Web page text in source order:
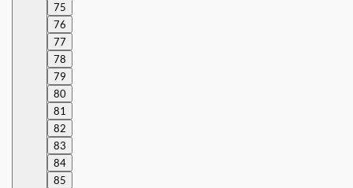
75
76
77
78
79
80
81
82
83
84
85